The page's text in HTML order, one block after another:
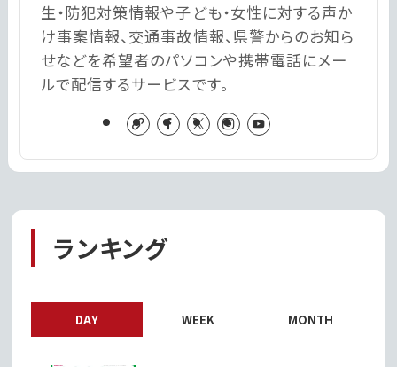
生・防犯対策情報や子ども・女性に対する声か
け事案情報、交通事故情報、県警からのお知ら
せなどを希望者のパソコンや携帯電話にメー
ルで配信するサービスです。
ランキング
DAY WEEK MONTH